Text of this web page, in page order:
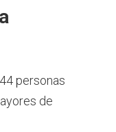
personas
de